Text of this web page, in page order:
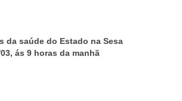
da saúde do Estado na Sesa
ás 9 horas da manhã